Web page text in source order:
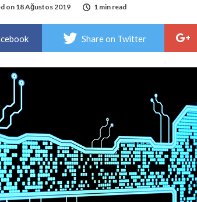
on18 Ağustos 2019 1 min read
Share on Twitter